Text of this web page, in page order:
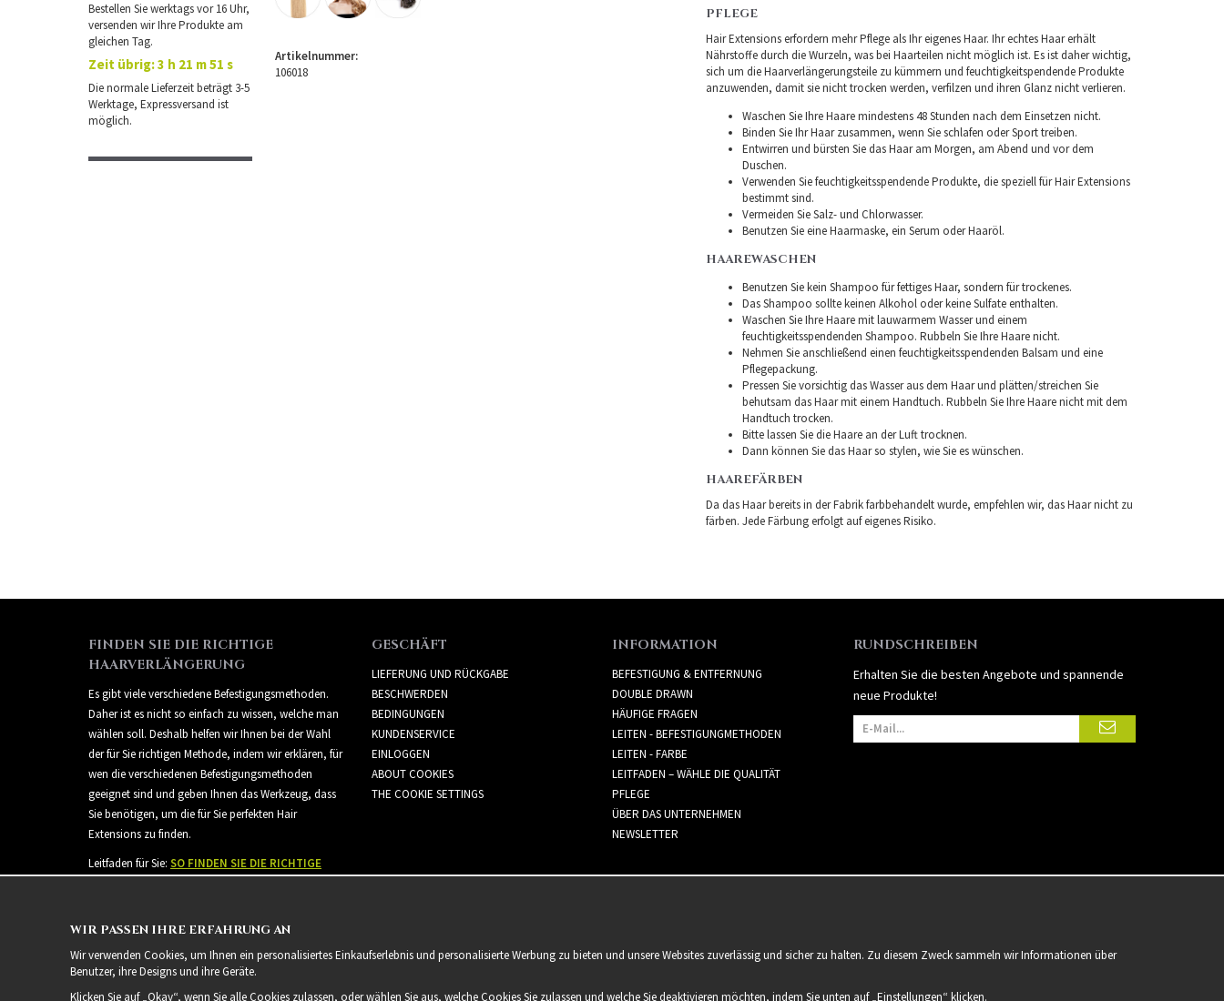
Bestellen Sie werktags vor 16 Uhr,
versenden wir Ihre Produkte am
gleichen Tag.
Zeit übrig:3 h 21 m 50 s
Die normale Lieferzeit beträgt 3-5
Werktage, Expressversand ist
möglich.
PFLEGE
Hair Extensions erfordern mehr Pflege als Ihr eigenes Haar. Ihr echtes Haar erhält
Nährstoffe durch die Wurzeln, was bei Haarteilen nicht möglich ist. Es ist daher wichtig,
sich um die Haarverlängerungsteile zu kümmern und feuchtigkeitspendende Produkte
anzuwenden, damit sie nicht trocken werden, verfilzen und ihren Glanz nicht verlieren.
Waschen Sie Ihre Haare mindestens 48 Stunden nach dem Einsetzen nicht.
Binden Sie Ihr Haar zusammen, wenn Sie schlafen oder Sport treiben.
Entwirren und bürsten Sie das Haar am Morgen, am Abend und vor dem
Duschen.
Verwenden Sie feuchtigkeitsspendende Produkte, die speziell für Hair Extensions
bestimmt sind.
Vermeiden Sie Salz- und Chlorwasser.
Benutzen Sie eine Haarmaske, ein Serum oder Haaröl.
HAAREWASCHEN
Benutzen Sie kein Shampoo für fettiges Haar, sondern für trockenes.
Das Shampoo sollte keinen Alkohol oder keine Sulfate enthalten.
Waschen Sie Ihre Haare mit lauwarmem Wasser und einem
feuchtigkeitsspendenden Shampoo. Rubbeln Sie Ihre Haare nicht.
Nehmen Sie anschließend einen feuchtigkeitsspendenden Balsam und eine
Pflegepackung.
Pressen Sie vorsichtig das Wasser aus dem Haar und plätten/streichen Sie
behutsam das Haar mit einem Handtuch. Rubbeln Sie Ihre Haare nicht mit dem
Handtuch trocken.
Bitte lassen Sie die Haare an der Luft trocknen.
Dann können Sie das Haar so stylen, wie Sie es wünschen.
HAAREFÄRBEN
Da das Haar bereits in der Fabrik farbbehandelt wurde, empfehlen wir, das Haar nicht zu
färben. Jede Färbung erfolgt auf eigenes Risiko.
Artikelnummer:
106018
FINDEN SIE DIE RICHTIGE
HAARVERLÄNGERUNG
Es gibt viele verschiedene Befestigungsmethoden.
Daher ist es nicht so einfach zu wissen, welche man
wählen soll. Deshalb helfen wir Ihnen bei der Wahl
der für Sie richtigen Methode, indem wir erklären, für
wen die verschiedenen Befestigungsmethoden
geeignet sind und geben Ihnen das Werkzeug, dass
Sie benötigen, um die für Sie perfekten Hair
Extensions zu finden.
Leitfaden für Sie: SO FINDEN SIE DIE RICHTIGE
GESCHÄFT
LIEFERUNG UND RÜCKGABE
BESCHWERDEN
BEDINGUNGEN
KUNDENSERVICE
EINLOGGEN
ABOUT COOKIES
THE COOKIE SETTINGS
INFORMATION
BEFESTIGUNG & ENTFERNUNG
DOUBLE DRAWN
HÄUFIGE FRAGEN
LEITEN - BEFESTIGUNGMETHODEN
LEITEN - FARBE
LEITFADEN – WÄHLE DIE QUALITÄT
PFLEGE
ÜBER DAS UNTERNEHMEN
NEWSLETTER
RUNDSCHREIBEN
Erhalten Sie die besten Angebote und spannende
neue Produkte!
WIR PASSEN IHRE ERFAHRUNG AN
Wir verwenden Cookies, um Ihnen ein personalisiertes Einkaufserlebnis und personalisierte Werbung zu bieten und unsere Websites zuverlässig und sicher zu halten. Zu diesem Zweck sammeln wir Informationen über
Benutzer, ihre Designs und ihre Geräte.
Klicken Sie auf „Okay“, wenn Sie alle Cookies zulassen, oder wählen Sie aus, welche Cookies Sie zulassen und welche Sie deaktivieren möchten, indem Sie unten auf „Einstellungen“ klicken.